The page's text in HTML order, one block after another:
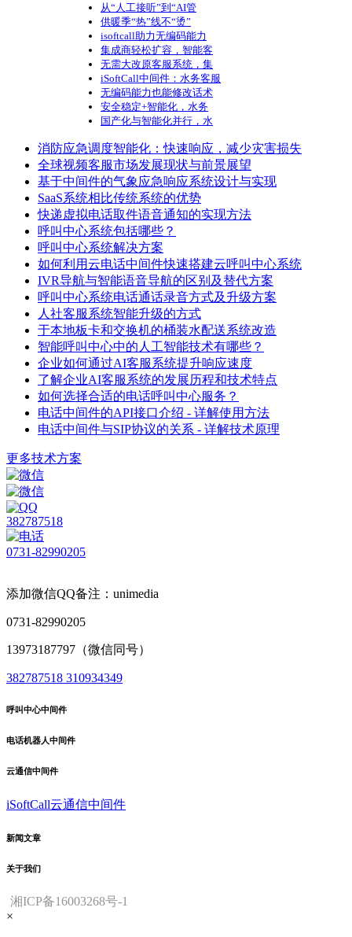
从“人工接听”到“AI管
供暖季“热”线不“烫”
isoftcall助力无编码能力
集成商轻松扩容，智能客
无需大改原客服系统，集
iSoftCall中间件：水务客服
无编码能力也能修改话术
安全稳定+智能化，水务
国产化与智能化并行，水
消防应急调度智能化：快速响应，减少灾害损失
全球视频客服市场发展现状与前景展望
基于中间件的气象应急响应系统设计与实现
SaaS系统相比传统系统的优势
快递虚拟电话取件语音通知的实现方法
呼叫中心系统包括哪些？
呼叫中心系统解决方案
如何利用云电话中间件快速搭建云呼叫中心系统
IVR导航与智能语音导航的区别及替代方案
呼叫中心系统电话通话录音方式及升级方案
人社客服系统智能升级的方式
于本地板卡和交换机的桶装水配送系统改造
智能呼叫中心中的人工智能技术有哪些？
企业如何通过AI客服系统提升响应速度
了解企业AI客服系统的发展历程和技术特点
如何选择合适的电话呼叫中心服务？
电话中间件的API接口介绍 - 详解使用方法
电话中间件与SIP协议的关系 - 详解技术原理
更多技术方案
382787518
0731-82990205
添加微信QQ备注：unimedia
0731-82990205
13973187797（微信同号）
382787518 310934349
呼叫中心中间件
电话机器人中间件
云通信中间件
iSoftCall云通信中间件
新闻文章
关于我们
湘ICP备16003268号-1
×